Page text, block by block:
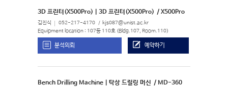
3D 프린터(X500Pro) | 3D 프린터(X500Pro) / X500Pro
김진식 052-217-4170 kjs087@unist.ac.kr
Equipment location : 107동 110호 (Bldg.107, Room.110)
분석의뢰 예약하기
Bench Drilling Machine | 탁상 드릴링 머신 / MD-360